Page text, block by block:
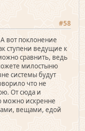
#58
вот поклонение
ступени ведущие к
сравнить, ведь
милостыню
системы будут
что не
От сюда и
можно искренне
вещами, едой